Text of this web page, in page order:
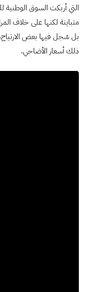
التي أربكت السوق الوطنية
متباينة لكنها على خلاف
بل سُجل فيها بعض
ذلك أسعار الأضاحي.